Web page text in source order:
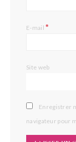
E-mail*
Site web
Enregistrer
navigateur pour